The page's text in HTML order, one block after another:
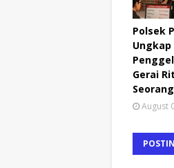
Polsek
Gerai
August